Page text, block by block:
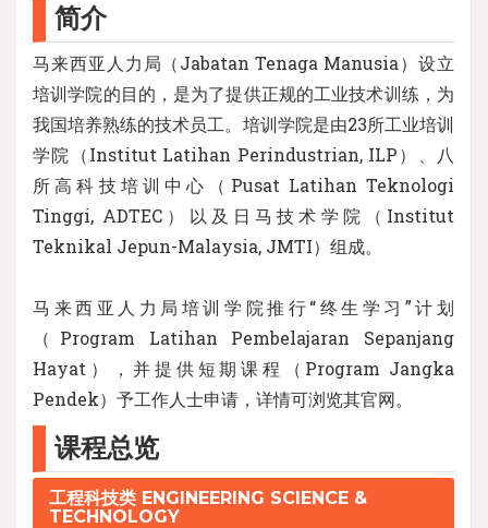
简介
马来西亚人力局（Jabatan Tenaga Manusia）设立
培训学院的目的，是为了提供正规的工业技术训练，为
我国培养熟练的技术员工。培训学院是由23所工业培训
学院（Institut Latihan Perindustrian, ILP）、八
所高科技培训中心（Pusat Latihan Teknologi
Tinggi, ADTEC）以及日马技术学院（Institut
Teknikal Jepun-Malaysia, JMTI）组成。
马来西亚人力局培训学院推行“终生学习”计划
（Program Latihan Pembelajaran Sepanjang
Hayat），并提供短期课程（Program Jangka
Pendek）予工作人士申请，详情可浏览其官网。
课程总览
工程科技类 ENGINEERING SCIENCE &
TECHNOLOGY